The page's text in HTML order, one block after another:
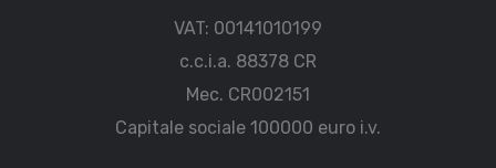
VAT: 00141010199
c.c.i.a. 88378 CR
Mec. CR002151
Capitale sociale 100000 euro i.v.